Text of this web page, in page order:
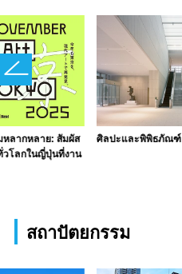
ลากหลาย: สัมผัส
วโลกในญี่ปุ่นที่งาน
ศิลปะและพิพิธภัณฑ์
สถาปัตยกรรม